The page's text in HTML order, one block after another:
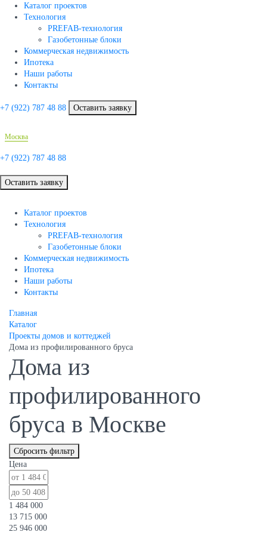
Каталог проектов
Технология
PREFAB-технология
Газобетонные блоки
Коммерческая недвижимость
Ипотека
Наши работы
Контакты
+7 (922) 787 48 88 Оставить заявку
Москва
+7 (922) 787 48 88
Оставить заявку
Каталог проектов
Технология
PREFAB-технология
Газобетонные блоки
Коммерческая недвижимость
Ипотека
Наши работы
Контакты
Главная
Каталог
Проекты домов и коттеджей
Дома из профилированного бруса
Дома из
профилированного
бруса в Москве
Сбросить фильтр
Цена
1 484 000
13 715 000
25 946 000